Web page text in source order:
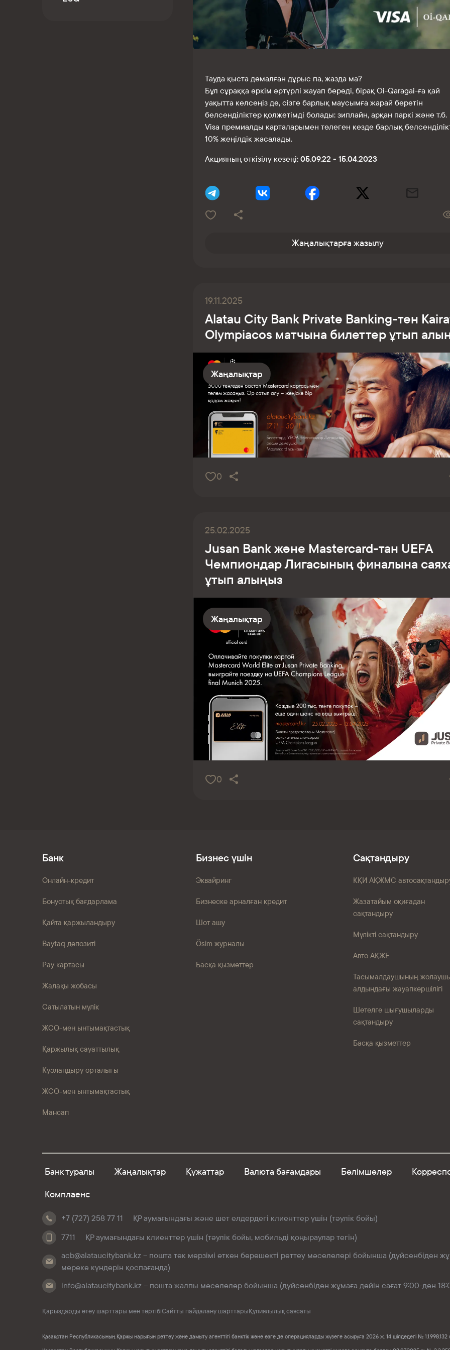
Тауда қыста демалған дұрыс па, жазда ма?
Бұл сұраққа әркім әртүрлі жауап береді, бірақ Oi-Qaragai-ға қай
уақытта келсеңіз де, сізге барлық маусымға жарай беретін
белсенділіктер қолжетімді болады: зиплайн, арқан паркі және т.б.
Visa премиалды карталарымен төлеген кезде барлық
10% жеңілдік жасалады.
Акцияның өткізілу кезеңі:05.09.22 - 15.04.2023
Жаңалықтарға жазылу
19.11.2025
Alatau City Bank Private Banking-тен
Olympiacos матчына билеттер ұтып
Жаңалықтар
0
25.02.2025
Jusan Bank және Mastercard-тан UEFA
Чемпиондар Лигасының финалына
ұтып алыңыз
Жаңалықтар
0
Банк
Онлайн-кредит
Бонустық бағдарлама
Қайта қаржыландыру
Baytaq депозиті
Pay картасы
Жалақы жобасы
Сатылатын мүлік
ЖСО-мен ынтымақтастық
Қаржылық сауаттылық
Куәландыру орталығы
ЖСО-мен ынтымақтастық
Мансап
Бизнес үшін
Эквайринг
Бизнеске арналған кредит
Шот ашу
Ösim журналы
Басқа қызметтер
Сақтандыру
КҚИ АҚЖМС
Жазатайым оқиғадан
сақтандыру
Мүлікті сақтандыру
Авто АҚЖЕ
Тасымалдаушының
алдындағы жауапкершілігі
Шетелге шығушыларды
сақтандыру
Басқа қызметтер
Банк туралы Жаңалықтар Құжаттар Валюта бағамдары Бөлімшелер
Комплаенс
+7 (727) 258 77 11
ҚР аумағындағы және шет елдердегі клиенттер үшін (тәулік бойы)
7711
ҚР аумағындағы клиенттер үшін (тәулік бойы, мобильді қоңыраулар тегін)
acb@alataucitybank.kz – пошта тек мерзімі өткен берешекті реттеу мәселелері бойынша (дүйсенбіден
мереке күндерін қоспағанда)
info@alataucitybank.kz – пошта жалпы мәселелер бойынша (дүйсенбіден жұмаға дейін сағат 9:00-ден
Қарыздарды өтеу шарттары мен тәртібіСайтты пайдалану шарттарыҚұпиялылық саясаты
Қазақстан Республикасының Қаржы нарығын реттеу және дамыту агенттігі банктік және өзге де операцияларды жүзеге асыруға 2026 ж. 14 шілдедегі №